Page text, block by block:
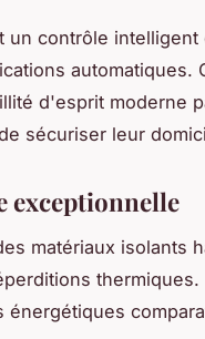
un contrôle intelligent
automatiques.
d'esprit moderne
sécuriser leur
exceptionnelle
matériaux isolants